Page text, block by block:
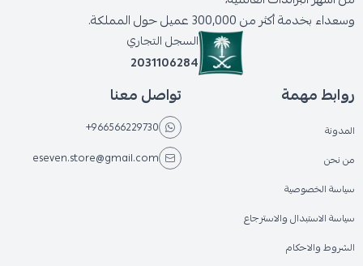
وسعداء بخدمة أكثر من 300,000 عميل حول المملكة.
السجل التجاري
2031106284
روابط مهمة
المدونة
من نحن
سياسة الخصوصية
سياسة الاستبدال والاسترجاع
الشروط والاحكام
تواصل معنا
+966566229730
eseven.store@gmail.com